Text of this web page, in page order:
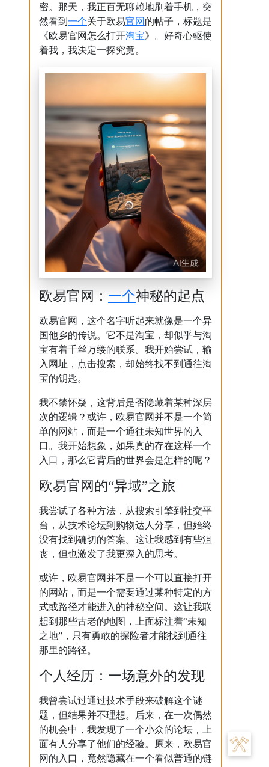
密。那天，我正百无聊赖地刷着手机，突
然看到 一个关于欧易官网的帖子，标题是
《欧易官网怎么打开淘宝》。好奇心驱使
着我，我决定一探究竟。
欧易官网： 一个神秘的起点
欧易官网，这个名字听起来就像是一个异
国他乡的传说。它不是淘宝，却似乎与淘
宝有着千丝万缕的联系。我开始尝试，输
入网址，点击搜索，却始终找不到通往淘
宝的钥匙。
我不禁怀疑，这背后是否隐藏着某种深层
次的逻辑？或许，欧易官网并不是一个简
单的网站，而是一个通往未知世界的入
口。我开始想象，如果真的存在这样一个
入口，那么它背后的世界会是怎样的呢？
欧易官网的“异域”之旅
我尝试了各种方法，从搜索引擎到社交平
台，从技术论坛到购物达人分享，但始终
没有找到确切的答案。这让我感到有些沮
丧，但也激发了我更深入的思考。
或许，欧易官网并不是一个可以直接打开
的网站，而是一个需要通过某种特定的方
式或路径才能进入的神秘空间。这让我联
想到那些古老的地图，上面标注着“未知
之地”，只有勇敢的探险者才能找到通往
那里的路径。
个人经历：一场意外的发现
我曾尝试过通过技术手段来破解这个谜
题，但结果并不理想。后来，在一次偶然
的机会中，我发现了一个小众的论坛，上
面有人分享了他们的经验。原来，欧易官
网的入口，竟然隐藏在一个看似普通的链